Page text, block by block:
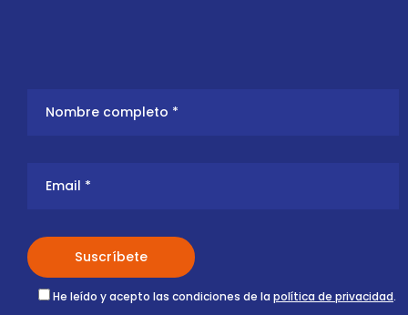
He leído y acepto las condiciones de la política de privacidad.